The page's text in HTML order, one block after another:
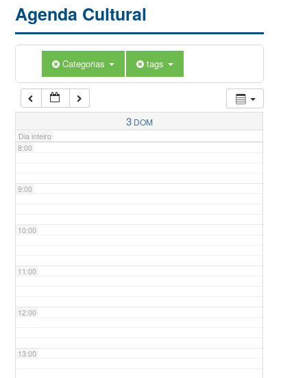
Agenda Cultural
Categorias tags
3 DOM
Dia inteiro
5:00
7:00
8:00
9:00
10:00
11:00
12:00
13:00